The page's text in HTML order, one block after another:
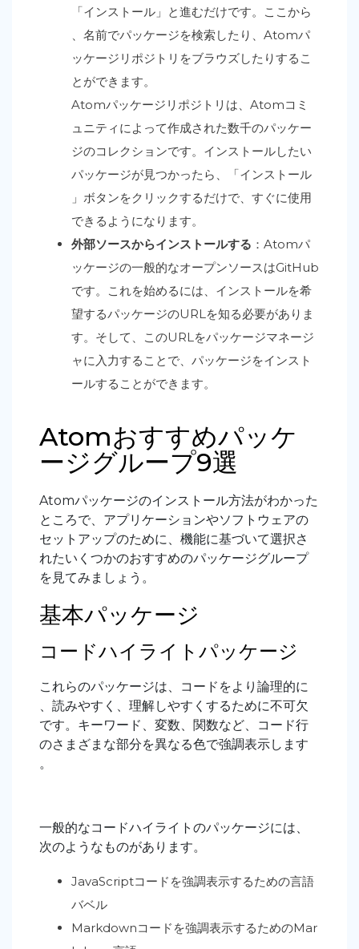
「インストール」と進むだけです。ここから
、名前でパッケージを検索したり、Atomパ
ッケージリポジトリをブラウズしたりするこ
とができます。
Atomパッケージリポジトリは、Atomコミ
ュニティによって作成された数千のパッケー
ジのコレクションです。インストールしたい
パッケージが見つかったら、「インストール
」ボタンをクリックするだけで、すぐに使用
できるようになります。
外部ソースからインストールする ：Atomパ
ッケージの一般的なオープンソースはGitHub
です。これを始めるには、インストールを希
望するパッケージのURLを知る必要がありま
す。そして、このURLをパッケージマネージ
ャに入力することで、パッケージをインスト
ールすることができます。
Atomおすすめパッケ
ージグループ9選
Atomパッケージのインストール方法がわかった
ところで、アプリケーションやソフトウェアの
セットアップのために、機能に基づいて選択さ
れたいくつかのおすすめのパッケージグループ
を見てみましょう。
基本パッケージ
コードハイライトパッケージ
これらのパッケージは、コードをより論理的に
、読みやすく、理解しやすくするために不可欠
です。キーワード、変数、関数など、コード行
のさまざまな部分を異なる色で強調表示します
。
一般的なコードハイライトのパッケージには、
次のようなものがあります。
JavaScriptコードを強調表示するための言語
バベル
Markdownコードを強調表示するためのMar